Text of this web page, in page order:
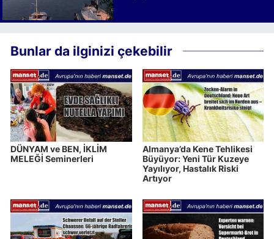
Bunlar da ilginizi çekebilir
DÜNYAM ve BEN, İKLİM
MELEĞİ Seminerleri
Almanya’da Kene Tehlikesi
Büyüyor: Yeni Tür Kuzeye
Yayılıyor, Hastalık Riski
Artıyor